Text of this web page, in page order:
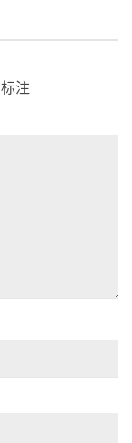
标注